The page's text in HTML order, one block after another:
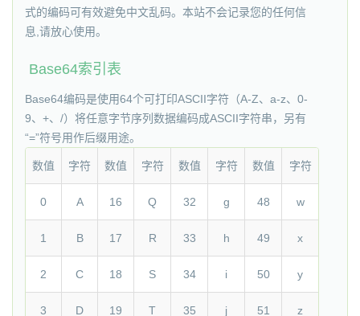
式的编码可有效避免中文乱码。本站不会记录您的任何信
息,请放心使用。
Base64索引表
Base64编码是使用64个可打印ASCII字符（A-Z、a-z、0-
9、+、/）将任意字节序列数据编码成ASCII字符串，另有
“=”符号用作后缀用途。
数值 字符 数值 字符 数值 字符 数值 字符
0 A 16 Q 32 g 48 w
1 B 17 R 33 h 49 x
2 C 18 S 34 i 50 y
3 D 19 T 35 j 51 z